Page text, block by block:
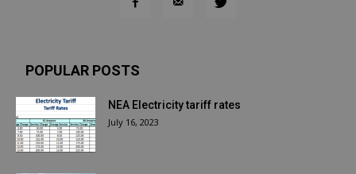
POPULAR POSTS
NEA Electricity tariff rates
July 16, 2023